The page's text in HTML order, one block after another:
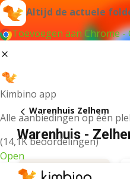
Altijd de actuele
Toevoegen aan Chrome -
Kimbino app
Alle aanbiedingen op één
(14,1K beoordelingen)
Open
Warenhuis Zelhem
Warenhuis -